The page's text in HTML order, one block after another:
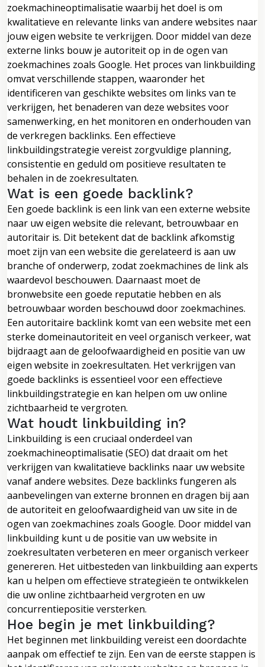
zoekmachineoptimalisatie waarbij het doel is om
kwalitatieve en relevante links van andere websites naar
jouw eigen website te verkrijgen. Door middel van deze
externe links bouw je autoriteit op in de ogen van
zoekmachines zoals Google. Het proces van linkbuilding
omvat verschillende stappen, waaronder het
identificeren van geschikte websites om links van te
verkrijgen, het benaderen van deze websites voor
samenwerking, en het monitoren en onderhouden van
de verkregen backlinks. Een effectieve
linkbuildingstrategie vereist zorgvuldige planning,
consistentie en geduld om positieve resultaten te
behalen in de zoekresultaten.
Wat is een goede backlink?
Een goede backlink is een link van een externe website
naar uw eigen website die relevant, betrouwbaar en
autoritair is. Dit betekent dat de backlink afkomstig
moet zijn van een website die gerelateerd is aan uw
branche of onderwerp, zodat zoekmachines de link als
waardevol beschouwen. Daarnaast moet de
bronwebsite een goede reputatie hebben en als
betrouwbaar worden beschouwd door zoekmachines.
Een autoritaire backlink komt van een website met een
sterke domeinautoriteit en veel organisch verkeer, wat
bijdraagt aan de geloofwaardigheid en positie van uw
eigen website in zoekresultaten. Het verkrijgen van
goede backlinks is essentieel voor een effectieve
linkbuildingstrategie en kan helpen om uw online
zichtbaarheid te vergroten.
Wat houdt linkbuilding in?
Linkbuilding is een cruciaal onderdeel van
zoekmachineoptimalisatie (SEO) dat draait om het
verkrijgen van kwalitatieve backlinks naar uw website
vanaf andere websites. Deze backlinks fungeren als
aanbevelingen van externe bronnen en dragen bij aan
de autoriteit en geloofwaardigheid van uw site in de
ogen van zoekmachines zoals Google. Door middel van
linkbuilding kunt u de positie van uw website in
zoekresultaten verbeteren en meer organisch verkeer
genereren. Het uitbesteden van linkbuilding aan experts
kan u helpen om effectieve strategieën te ontwikkelen
die uw online zichtbaarheid vergroten en uw
concurrentiepositie versterken.
Hoe begin je met linkbuilding?
Het beginnen met linkbuilding vereist een doordachte
aanpak om effectief te zijn. Een van de eerste stappen is